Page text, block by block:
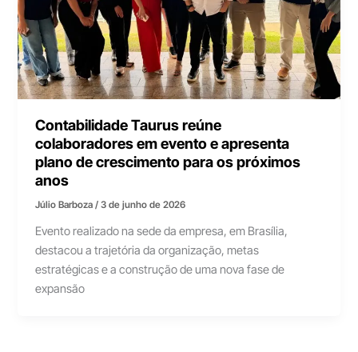
Contabilidade Taurus reúne
colaboradores em evento e apresenta
plano de crescimento para os próximos
anos
Júlio Barboza/3 de junho de 2026
Evento realizado na sede da empresa, em Brasília,
destacou a trajetória da organização, metas
estratégicas e a construção de uma nova fase de
expansão